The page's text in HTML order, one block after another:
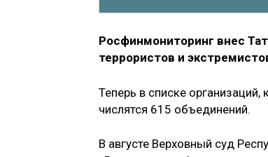
Росфинмониторинг внес
террористов и
Теперь в списке
числятся 615 объединений.
В августе Верховный суд